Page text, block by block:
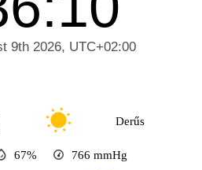
Derűs
67% 766 mmHg